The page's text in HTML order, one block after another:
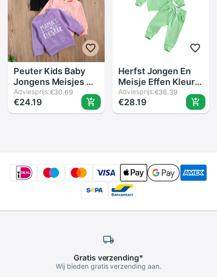
Peuter Kids Baby
Jongens Meisjes 0-
3Y Kinderen Herfst
Meisjes Sweatshirt
Brief Print Trui
Adviesprijs:€30.69
€24.19
Herfst Jongen En
Meisje Effen Kleur
Lange Mouw Pak
Adviesprijs:€36.39
€28.19
Gratis verzending*
Wij bieden gratis verzending aan.